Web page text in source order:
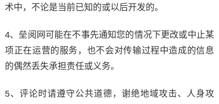
术中，不论是当前已知的或以后开发的。
4、垒阅网可能在不事先通知您的情况下更改或中止某
项正在运营的服务，也不会对传输过程中造成的信息
的偶然丢失承担责任或义务。
5、评论时请遵守公共道德，谢绝地域攻击、人身攻